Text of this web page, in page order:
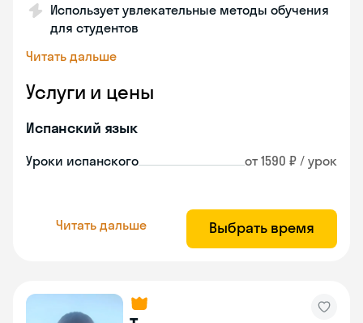
Использует увлекательные методы обучения
для студентов
Читать дальше
Услуги и цены
Испанский язык
Уроки испанского от 1590 ₽ / урок
Читать дальше Выбрать время